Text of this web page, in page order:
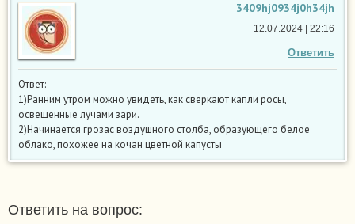
3409hj0934j0h34jh
Ответить
12.07.2024 | 22:16
Ответ:
1)Ранним утром можно увидеть, как сверкают капли росы,
освещенные лучами зари.
2)Начинается грозас воздушного столба, образующего белое
облако, похожее на кочан цветной капусты
Ответить на вопрос: